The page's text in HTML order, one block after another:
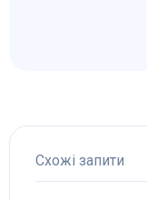
Схожі запити